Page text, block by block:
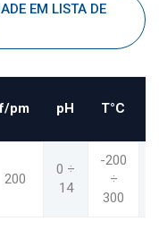
EM LISTA DE
f/pm pH T°C
200
0 ÷
14
-200
÷
300